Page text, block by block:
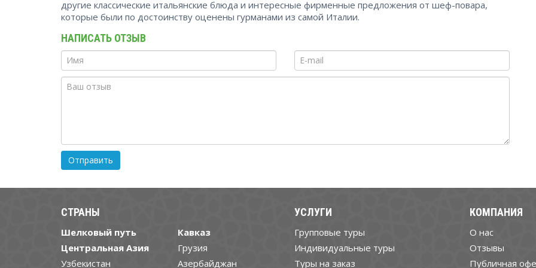
другие классические итальянские блюда и интересные фирменные предложения от шеф-повара,
которые были по достоинству оценены гурманами из самой Италии.
НАПИСАТЬ ОТЗЫВ
СТРАНЫ
Шелковый путь
Центральная Азия
Узбекистан
Кавказ
Грузия
Азербайджан
УСЛУГИ
Групповые туры
Индивидуальные туры
Туры на заказ
КОМПАНИЯ
О нас
Отзывы
Публичная